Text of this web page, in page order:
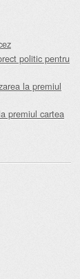
politic pentru
la premiul
premiul cartea